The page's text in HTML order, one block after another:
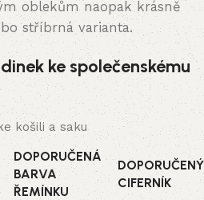
oblekům naopak krásně
stříbrná varianta.
ke společenskému
košili a saku
DOPORUČENÁ
BARVA
ŘEMÍNKU
DOPORUČENÝ
CIFERNÍK